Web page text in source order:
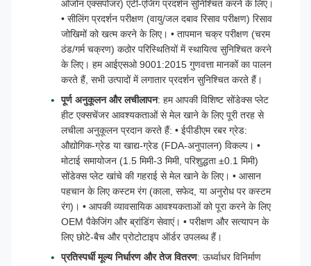
ओजोन एक्सपोजर) एंटी-एजिंग प्रदर्शन सुनिश्चित करने के लिए।
• सीलिंग प्रदर्शन परीक्षण (वायु/जल दबाव रिसाव परीक्षण) रिसाव
जोखिमों को खत्म करने के लिए। • तापमान चक्र परीक्षण (चरम
ठंड/गर्म चक्रण) कठोर परिस्थितियों में स्थायित्व सुनिश्चित करने
के लिए। हम आईएसओ 9001:2015 गुणवत्ता मानकों का पालन
करते हैं, सभी उत्पादों में लगातार प्रदर्शन सुनिश्चित करते हैं।
पूर्ण अनुकूलन और लचीलापन: हम आपकी विशिष्ट सोंडेक्स प्लेट
हीट एक्सचेंजर आवश्यकताओं से मेल खाने के लिए पूरी तरह से
लचीला अनुकूलन प्रदान करते हैं: • ईपीडीएम रबर ग्रेड:
औद्योगिक-ग्रेड या खाद्य-ग्रेड (FDA-अनुपालन) विकल्प। •
मोटाई समायोजन (1.5 मिमी-3 मिमी, परिशुद्धता ±0.1 मिमी)
सोंडेक्स प्लेट खांचे की गहराई से मेल खाने के लिए। • आसान
पहचान के लिए कस्टम रंग (काला, सफेद, या अनुरोध पर कस्टम
रंग)। • आपकी व्यावसायिक आवश्यकताओं को पूरा करने के लिए
OEM पैकेजिंग और ब्रांडिंग सेवाएं। • परीक्षण और सत्यापन के
लिए छोटे-बैच और प्रोटोटाइप ऑर्डर उपलब्ध हैं।
प्रतिस्पर्धी मूल्य निर्धारण और तेज वितरण: ऊर्ध्वाधर विनिर्माण